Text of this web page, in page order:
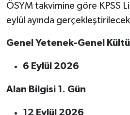
ÖSYM takvimine göre KPSS
eylül ayında
Genel Yetenek-Genel Kültür
6 Eylül 2026
Alan Bilgisi 1. Gün
12 Eylül 2026